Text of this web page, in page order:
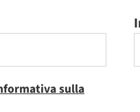
sulla